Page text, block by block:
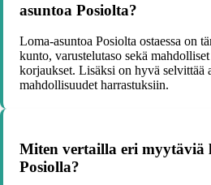
asuntoa Posiolta?
Loma-asuntoa Posiolta ostaessa on
kunto, varustelutaso sekä
korjaukset. Lisäksi on hyvä selvittää
mahdollisuudet harrastuksiin.
Miten vertailla eri myytäviä
Posiolla?